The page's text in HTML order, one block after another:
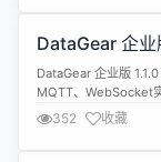
DataGear 企业
DataGear 企业版
MQTT、WebSocket
能，具体更新内容如
新增：新增
MQTT数据集，支持
352 收藏